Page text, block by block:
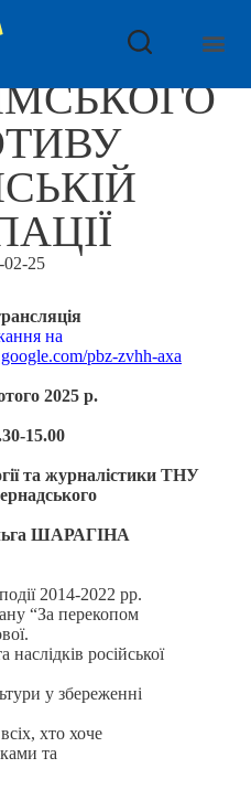
02-25
на
pbz-zvhh-axa
2025 р.
15.00
та журналістики ТНУ
ШАРАГІНА
2014-2022 рр.
“За перекопом
російської
у збереженні
хто хоче
та